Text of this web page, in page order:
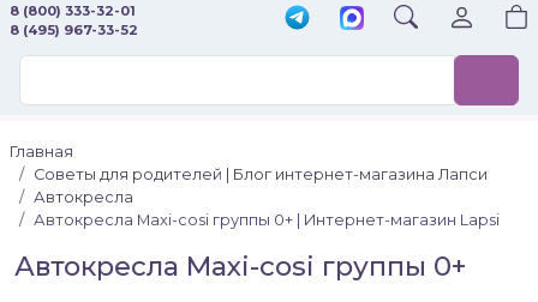
8 (800) 333-32-01
8 (495) 967-33-52
Главная
Советы для родителей | Блог интернет-магазина Лапси
Автокресла
Автокресла Maxi-cosi группы 0+ | Интернет-магазин Lapsi
Автокресла Maxi-cosi группы 0+